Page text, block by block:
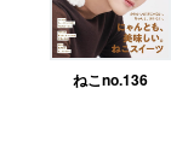
ねこno.136